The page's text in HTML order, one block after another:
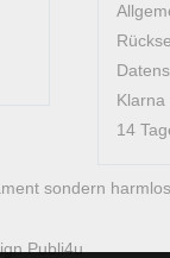
Klarna
14
sondern
Publi4u